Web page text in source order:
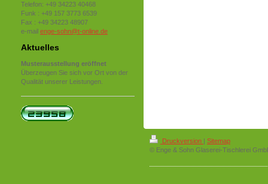
Telefon: +49 34223 40468
Funk : +49 157 3773 6539
Fax : +49 34223 48907
e-mail enge-sohn@t-online.de
Aktuelles
Musterausstellung eröffnet
Überzeugen Sie sich vor Ort von der
Qualität unserer Leistungen.
Druckversion | Sitemap
© Enge & Sohn Glaserei-Tischlerei